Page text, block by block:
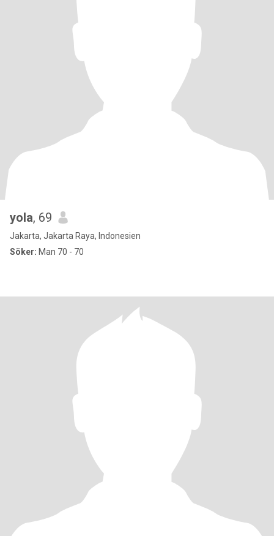
yola, 69
Jakarta, Jakarta Raya, Indonesien
Söker: Man 70 - 70